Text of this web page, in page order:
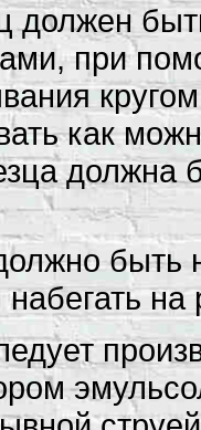
должен
при
как
должна
быть